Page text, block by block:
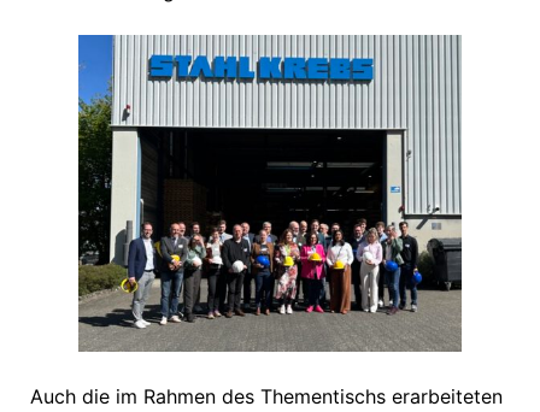
Auch die im Rahmen des Thementischs erarbeiteten